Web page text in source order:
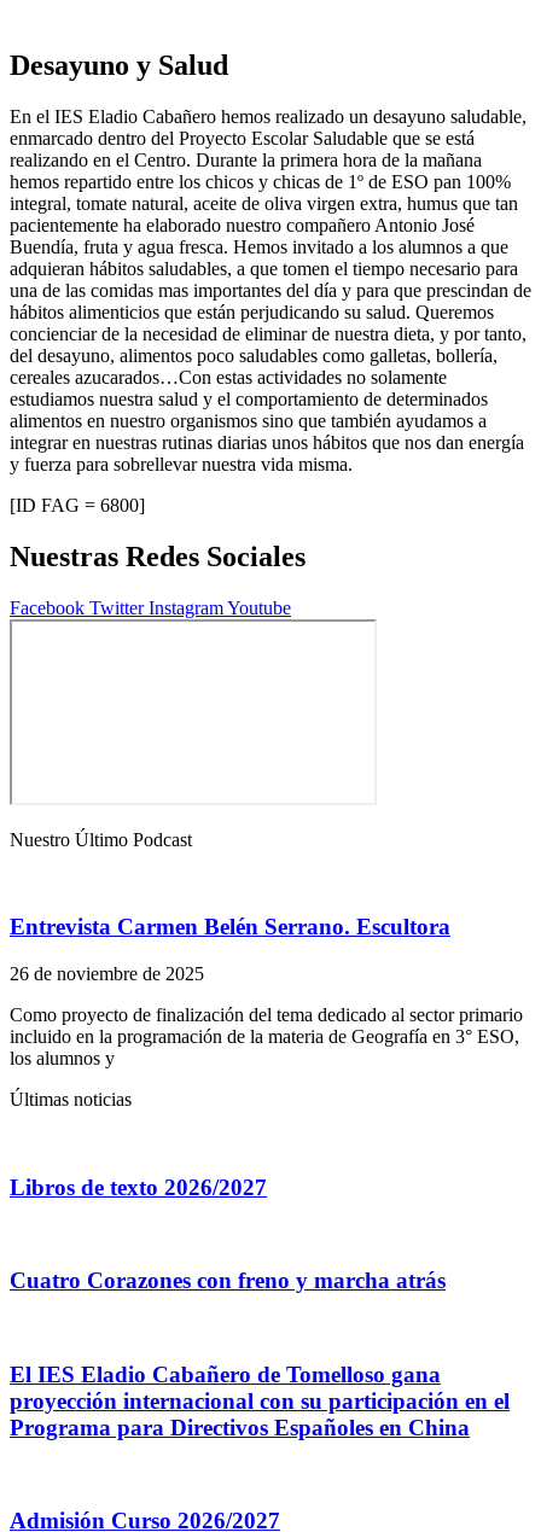
Desayuno y Salud
En el IES Eladio Cabañero hemos realizado un desayuno saludable,
enmarcado dentro del Proyecto Escolar Saludable que se está
realizando en el Centro. Durante la primera hora de la mañana
hemos repartido entre los chicos y chicas de 1º de ESO pan 100%
integral, tomate natural, aceite de oliva virgen extra, humus que tan
pacientemente ha elaborado nuestro compañero Antonio José
Buendía, fruta y agua fresca. Hemos invitado a los alumnos a que
adquieran hábitos saludables, a que tomen el tiempo necesario para
una de las comidas mas importantes del día y para que prescindan de
hábitos alimenticios que están perjudicando su salud. Queremos
concienciar de la necesidad de eliminar de nuestra dieta, y por tanto,
del desayuno, alimentos poco saludables como galletas, bollería,
cereales azucarados…Con estas actividades no solamente
estudiamos nuestra salud y el comportamiento de determinados
alimentos en nuestro organismos sino que también ayudamos a
integrar en nuestras rutinas diarias unos hábitos que nos dan energía
y fuerza para sobrellevar nuestra vida misma.
[ID FAG = 6800]
Nuestras Redes Sociales
Facebook Twitter InstagramYoutube
Nuestro Último Podcast
Entrevista Carmen Belén Serrano. Escultora
26 de noviembre de 2025
Como proyecto de finalización del tema dedicado al sector primario
incluido en la programación de la materia de Geografía en 3° ESO,
los alumnos y
Últimas noticias
Libros de texto 2026/2027
Cuatro Corazones con freno y marcha atrás
El IES Eladio Cabañero de Tomelloso gana
proyección internacional con su participación en el
Programa para Directivos Españoles en China
Admisión Curso 2026/2027